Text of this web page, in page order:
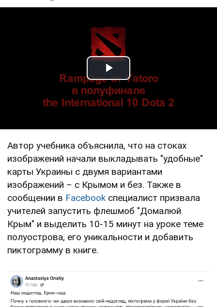
Play Video
Автор учебника объяснила, что на стоках
изображений начали выкладывать "удобные"
карты Украины с двумя вариантами
изображений – с Крымом и без. Также в
сообщении в Facebook специалист призвала
учителей запустить флешмоб "Домалюй
Крым" и выделить 10-15 минут на уроке теме
полуострова, его уникальности и добавить
пиктограмму в книге.